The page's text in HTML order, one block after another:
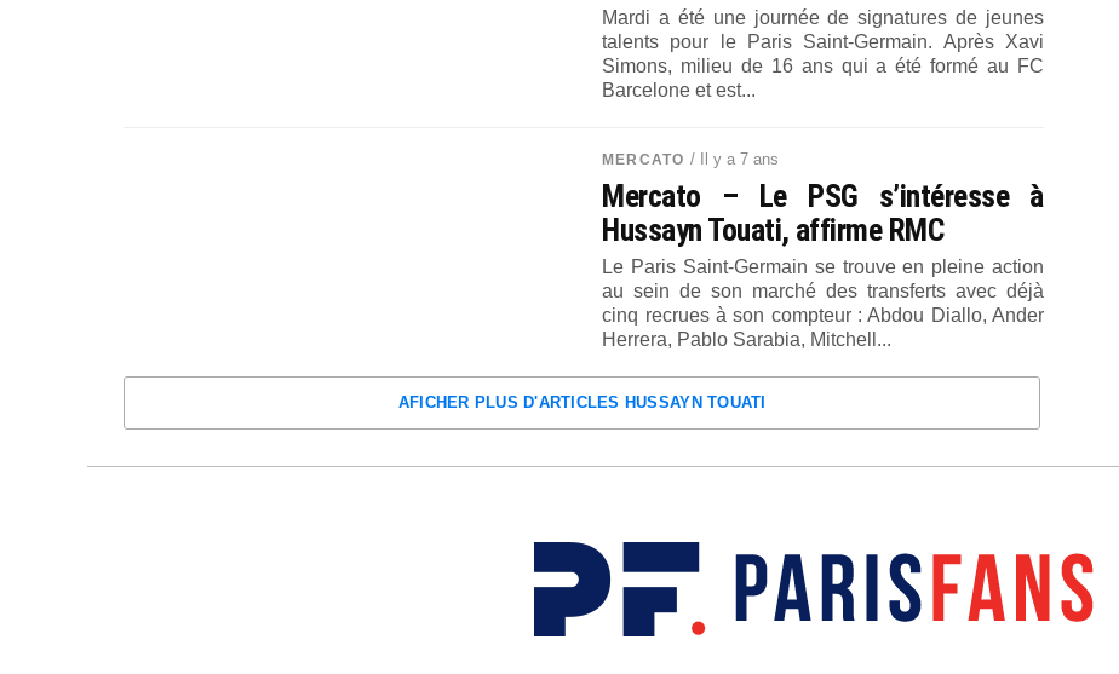
Mardi a été une journée de signatures de jeunes
talents pour le Paris Saint-Germain. Après Xavi
Simons, milieu de 16 ans qui a été formé au FC
Barcelone et est...
MERCATO / Il y a 7 ans
Mercato – Le PSG s’intéresse à
Hussayn Touati, affirme RMC
Le Paris Saint-Germain se trouve en pleine action
au sein de son marché des transferts avec déjà
cinq recrues à son compteur : Abdou Diallo, Ander
Herrera, Pablo Sarabia, Mitchell...
AFICHER PLUS D'ARTICLES HUSSAYN TOUATI